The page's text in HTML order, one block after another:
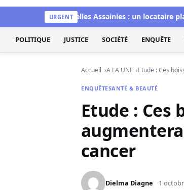
Kéwoulo, le premier site
URGENT
Parcelles Assainies : un locataire placé
POLITIQUE JUSTICE SOCIÉTÉ ENQUÊTE
Accueil A LA UNE Etude : Ces
ENQUÊTESANTÉ & BEAUTÉ
Etude : Ces
cancer
Dielma Diagne 1